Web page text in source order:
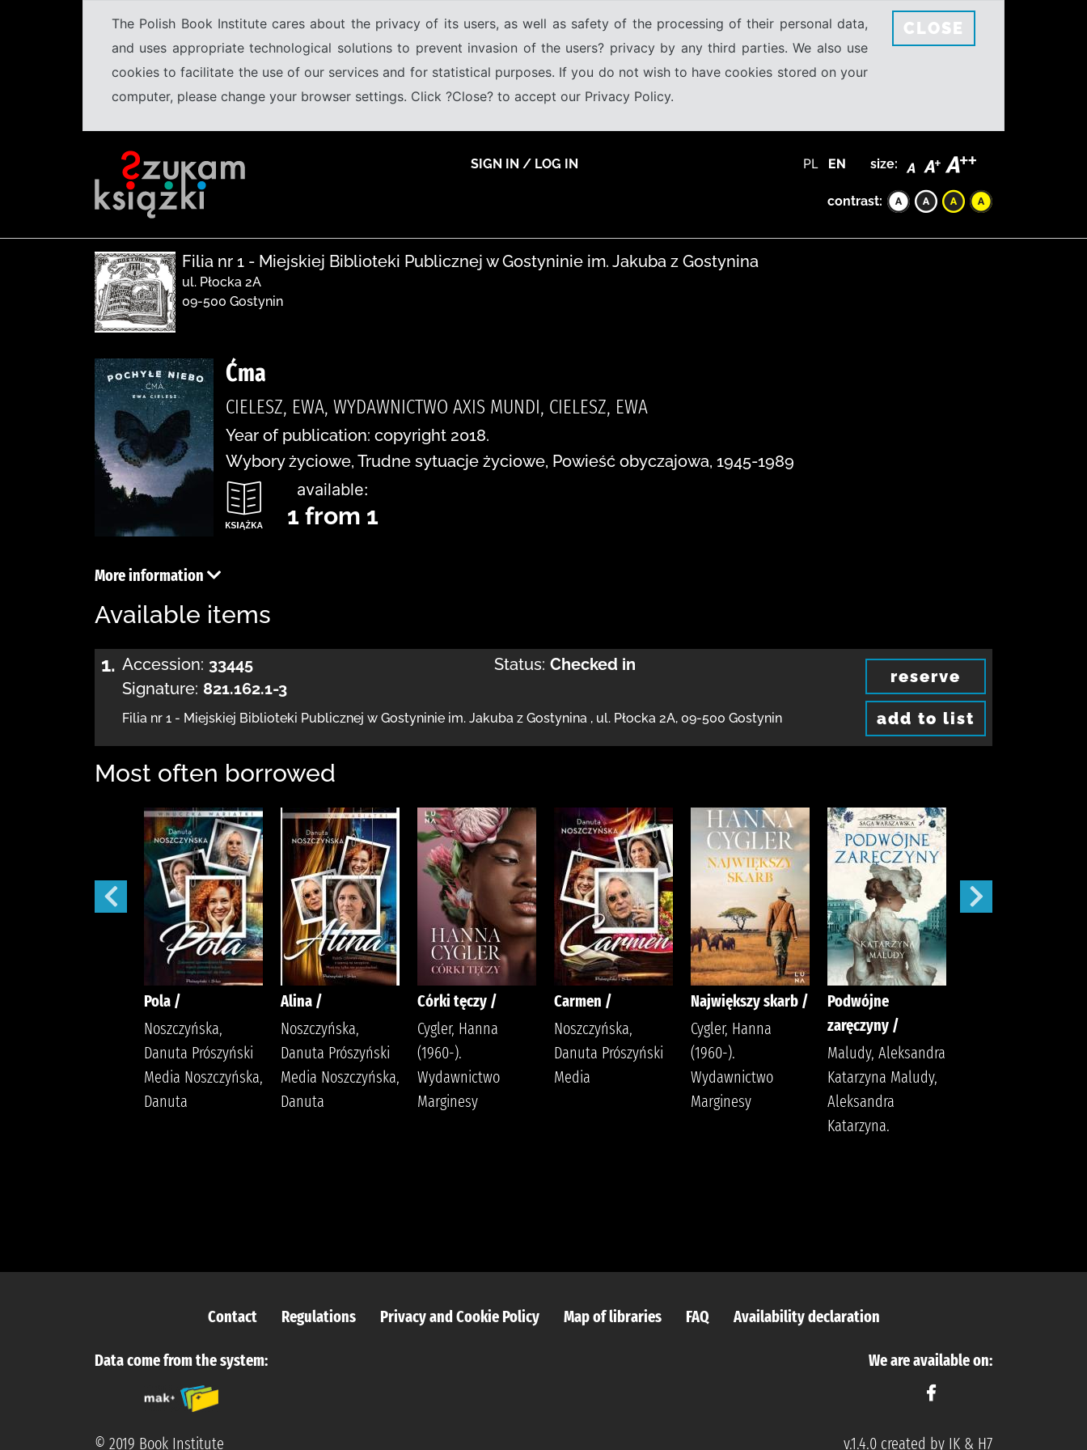
The Polish Book Institute cares about the privacy of its users, as well as safety of the processing of their personal data,
and uses appropriate technological solutions to prevent invasion of the users? privacy by any third parties. We also use
cookies to facilitate the use of our services and for statistical purposes. If you do not wish to have cookies stored on your
computer, please change your browser settings. Click ?Close? to accept our Privacy Policy.
CLOSE
SIGN IN / LOG IN PL EN size:
contrast:
Filia nr 1 - Miejskiej Biblioteki Publicznej w Gostyninie im. Jakuba z Gostynina
ul. Płocka 2A
09-500 Gostynin
Ćma
CIELESZ, EWA, WYDAWNICTWO AXIS MUNDI, CIELESZ, EWA
Year of publication: copyright 2018.
Wybory życiowe, Trudne sytuacje życiowe, Powieść obyczajowa, 1945-1989
available:
1 from 1
More information
Available items
1. Accession: 33445
Signature: 821.162.1-3
Status: Checked in
Filia nr 1 - Miejskiej Biblioteki Publicznej w Gostyninie im. Jakuba z Gostynina , ul. Płocka 2A, 09-500 Gostynin
reserve
add to list
Most often borrowed
Pola /
Noszczyńska,
Danuta Prószyński
Media Noszczyńska,
Danuta
Alina /
Noszczyńska,
Danuta Prószyński
Media Noszczyńska,
Danuta
Córki tęczy /
Cygler, Hanna
(1960-).
Wydawnictwo
Marginesy
Carmen /
Noszczyńska,
Danuta Prószyński
Media
Największy skarb /
Cygler, Hanna
(1960-).
Wydawnictwo
Marginesy
Podwójne
zaręczyny /
Maludy, Aleksandra
Katarzyna Maludy,
Aleksandra
Katarzyna.
Contact Regulations Privacy and Cookie Policy Map of libraries FAQ Availability declaration
Data come from the system: We are available on:
© 2019 Book Institute v.1.4.0 created by IK & H7